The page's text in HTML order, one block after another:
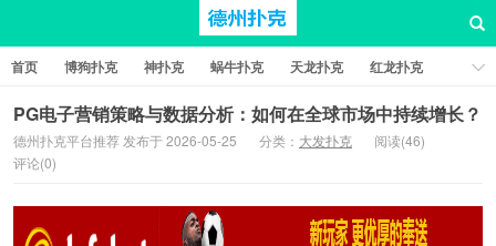
首页 博狗扑克 神扑克 蜗牛扑克 天龙扑克
红龙扑克
新葡京棋牌
红星扑克 扑克之星 比特币扑克
PG电子营销策略与数据分析：如何在全球市场中持续增长？
德州扑克平台推荐 发布于 2026-05-25 分类： 大发扑克
阅读(46)
评论(0)